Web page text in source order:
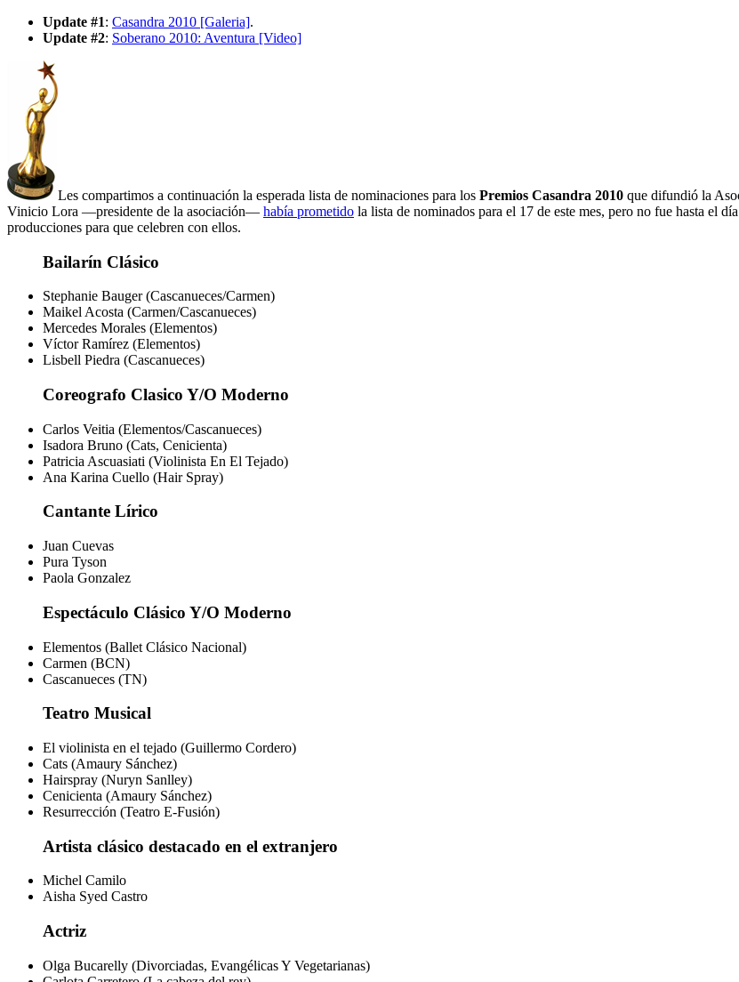
Update #1: Casandra 2010 [Galeria].
Update #2: Soberano 2010: Aventura [Video]
Les compartimos a continuación la esperada lista de nominaciones para los Premios Casandra 2010 que difundió la
Vinicio Lora —presidente de la asociación— había prometido la lista de nominados para el 17 de este mes, pero no fue hasta el
producciones para que celebren con ellos.
Bailarín Clásico
Stephanie Bauger (Cascanueces/Carmen)
Maikel Acosta (Carmen/Cascanueces)
Mercedes Morales (Elementos)
Víctor Ramírez (Elementos)
Lisbell Piedra (Cascanueces)
Coreografo Clasico Y/O Moderno
Carlos Veitia (Elementos/Cascanueces)
Isadora Bruno (Cats, Cenicienta)
Patricia Ascuasiati (Violinista En El Tejado)
Ana Karina Cuello (Hair Spray)
Cantante Lírico
Juan Cuevas
Pura Tyson
Paola Gonzalez
Espectáculo Clásico Y/O Moderno
Elementos (Ballet Clásico Nacional)
Carmen (BCN)
Cascanueces (TN)
Teatro Musical
El violinista en el tejado (Guillermo Cordero)
Cats (Amaury Sánchez)
Hairspray (Nuryn Sanlley)
Cenicienta (Amaury Sánchez)
Resurrección (Teatro E-Fusión)
Artista clásico destacado en el extranjero
Michel Camilo
Aisha Syed Castro
Actriz
Olga Bucarelly (Divorciadas, Evangélicas Y Vegetarianas)